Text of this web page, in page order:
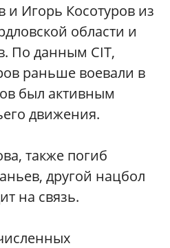
и Игорь Косотуров из
области и
По данным CIT,
раньше воевали в
был активным
движения.
также погиб
другой нацбол
на связь.